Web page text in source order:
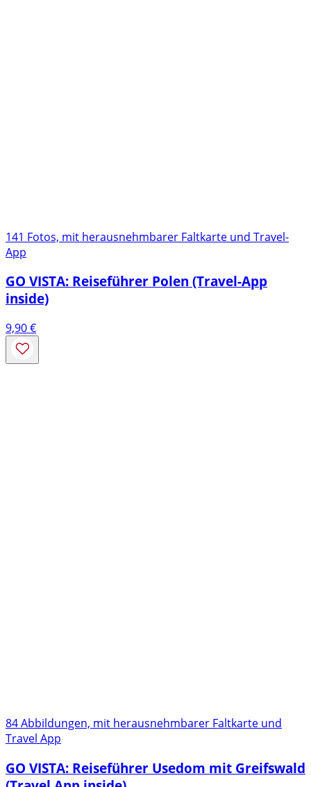
141 Fotos, mit herausnehmbarer Faltkarte und Travel-
App
GO VISTA: Reiseführer Polen (Travel-App
inside)
9,90€
84 Abbildungen, mit herausnehmbarer Faltkarte und
Travel App
GO VISTA: Reiseführer Usedom mit Greifswald